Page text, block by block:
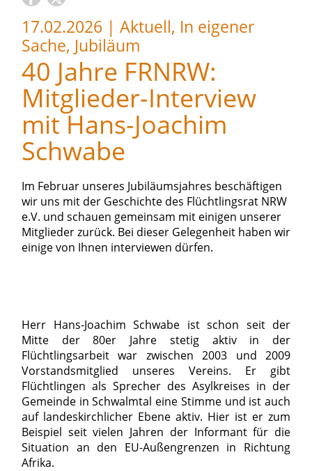
17.02.2026 | Aktuell, In eigener
Sache, Jubiläum
40 Jahre FRNRW:
Mitglieder-Interview
mit Hans-Joachim
Schwabe
Im Februar unseres Jubiläumsjahres beschäftigen
wir uns mit der Geschichte des Flüchtlingsrat NRW
e.V. und schauen gemeinsam mit einigen unserer
Mitglieder zurück. Bei dieser Gelegenheit haben wir
einige von Ihnen interviewen dürfen.
Herr Hans-Joachim Schwabe ist schon seit der
Mitte der 80er Jahre stetig aktiv in der
Flüchtlingsarbeit war zwischen 2003 und 2009
Vorstandsmitglied unseres Vereins. Er gibt
Flüchtlingen als Sprecher des Asylkreises in der
Gemeinde in Schwalmtal eine Stimme und ist auch
auf landeskirchlicher Ebene aktiv. Hier ist er zum
Beispiel seit vielen Jahren der Informant für die
Situation an den EU-Außengrenzen in Richtung
Afrika.